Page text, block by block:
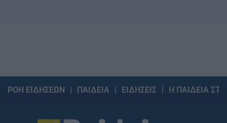
ΡΟΗ ΕΙΔΗΣΕΩΝ ΠΑΙΔΕΙΑ ΕΙΔΗΣΕΙΣ Η ΠΑΙΔΕΙΑ